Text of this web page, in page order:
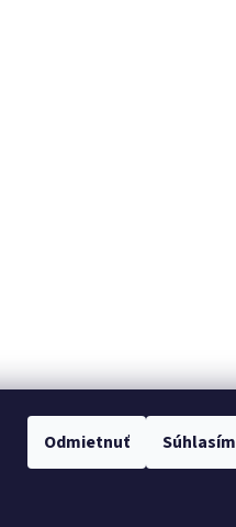
Odmietnuť Súhlasím